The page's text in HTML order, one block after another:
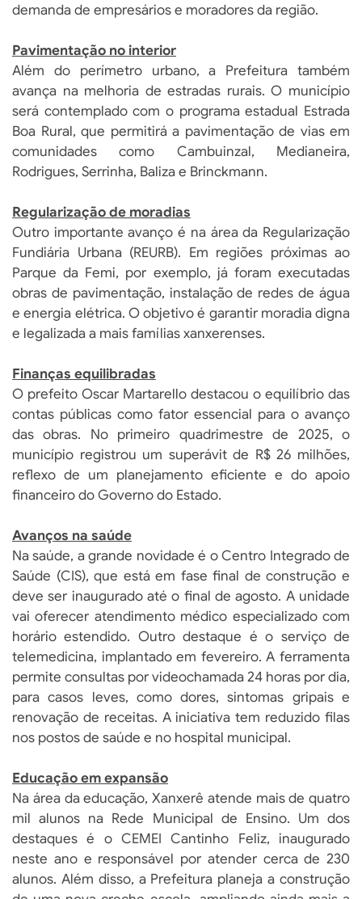
demanda de empresários e moradores da região.
Pavimentação no interior
Além do perímetro urbano, a Prefeitura também
avança na melhoria de estradas rurais. O município
será contemplado com o programa estadual Estrada
Boa Rural, que permitirá a pavimentação de vias em
comunidades como Cambuinzal, Medianeira,
Rodrigues, Serrinha, Baliza e Brinckmann.
Regularização de moradias
Outro importante avanço é na área da Regularização
Fundiária Urbana (REURB). Em regiões próximas ao
Parque da Femi, por exemplo, já foram executadas
obras de pavimentação, instalação de redes de água
e energia elétrica. O objetivo é garantir moradia digna
e legalizada a mais famílias xanxerenses.
Finanças equilibradas
O prefeito Oscar Martarello destacou o equilíbrio das
contas públicas como fator essencial para o avanço
das obras. No primeiro quadrimestre de 2025, o
município registrou um superávit de R$ 26 milhões,
reflexo de um planejamento eficiente e do apoio
financeiro do Governo do Estado.
Avanços na saúde
Na saúde, a grande novidade é o Centro Integrado de
Saúde (CIS), que está em fase final de construção e
deve ser inaugurado até o final de agosto. A unidade
vai oferecer atendimento médico especializado com
horário estendido. Outro destaque é o serviço de
telemedicina, implantado em fevereiro. A ferramenta
permite consultas por videochamada 24 horas por dia,
para casos leves, como dores, sintomas gripais e
renovação de receitas. A iniciativa tem reduzido filas
nos postos de saúde e no hospital municipal.
Educação em expansão
Na área da educação, Xanxerê atende mais de quatro
mil alunos na Rede Municipal de Ensino. Um dos
destaques é o CEMEI Cantinho Feliz, inaugurado
neste ano e responsável por atender cerca de 230
alunos. Além disso, a Prefeitura planeja a construção